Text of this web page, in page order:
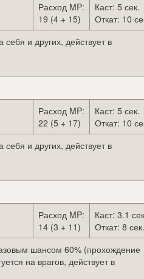
Расход MP:
19 (4 + 15)
Каст: 5 сек.
Откат: 10
и других, действует в
Расход MP:
22 (5 + 17)
Каст: 5 сек.
Откат: 10
и других, действует в
Расход MP:
14 (3 + 11)
Каст: 3.1
Откат: 8 сек.
шансом 60% (прохождение
на врагов, действует в